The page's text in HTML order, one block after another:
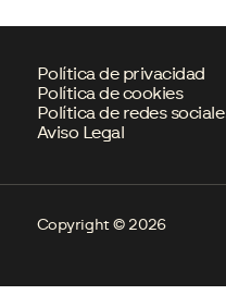
Política de privacidad
Política de cookies
Política de redes
Aviso Legal
Copyright © 2026